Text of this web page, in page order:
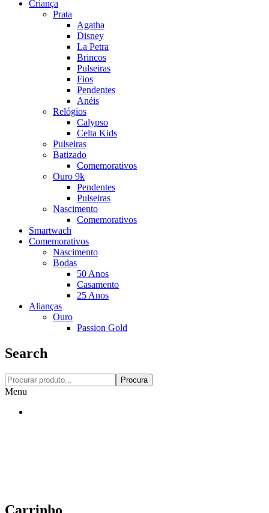
Criança
Prata
Agatha
Disney
La Petra
Brincos
Pulseiras
Fios
Pendentes
Anéis
Relógios
Calypso
Celta Kids
Pulseiras
Batizado
Comemorativos
Ouro 9k
Pendentes
Pulseiras
Nascimento
Comemorativos
Smartwach
Comemorativos
Nascimento
Bodas
50 Anos
Casamento
25 Anos
Alianças
Ouro
Passion Gold
Search
Procura
Menu
Carrinho